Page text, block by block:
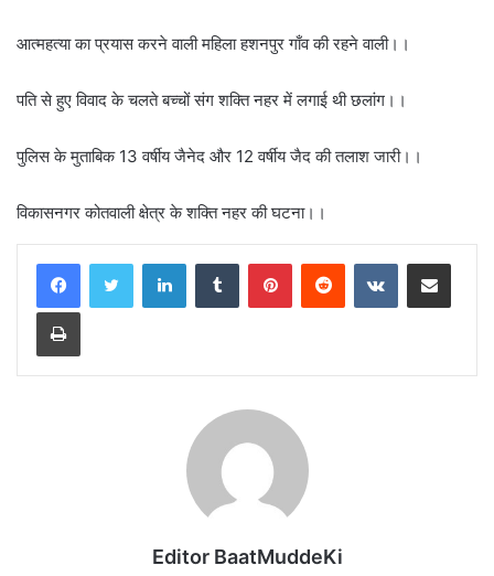
आत्महत्या का प्रयास करने वाली महिला हशनपुर गाँव की रहने वाली।।
पति से हुए विवाद के चलते बच्चों संग शक्ति नहर में लगाई थी छलांग।।
पुलिस के मुताबिक 13 वर्षीय जैनेद और 12 वर्षीय जैद की तलाश जारी।।
विकासनगर कोतवाली क्षेत्र के शक्ति नहर की घटना।।
LinkedInTumblr PinterestReddit VKontakteShare via Email
Print
Editor BaatMuddeKi